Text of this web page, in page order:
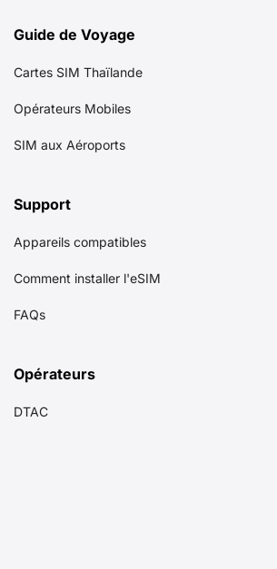
Guide de Voyage
Cartes SIM Thaïlande
Opérateurs Mobiles
SIM aux Aéroports
Support
Appareils compatibles
Comment installer l'eSIM
FAQs
Opérateurs
DTAC